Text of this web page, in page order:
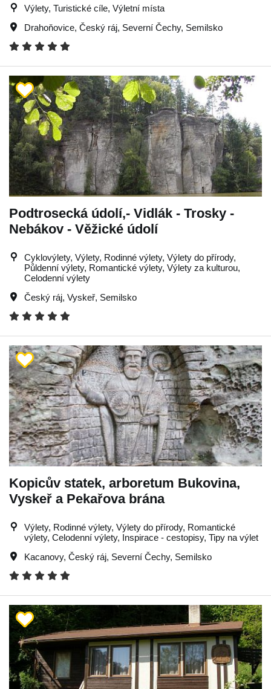
Výlety, Turistické cíle, Výletní místa
Drahoňovice, Český ráj, Severní Čechy, Semilsko
Podtrosecká údolí,- Vidlák - Trosky -
Nebákov - Věžické údolí
Cyklovýlety, Výlety, Rodinné výlety, Výlety do přírody,
Půldenní výlety, Romantické výlety, Výlety za kulturou,
Celodenní výlety
Český ráj, Vyskeř, Semilsko
Kopicův statek, arboretum Bukovina,
Vyskeř a Pekařova brána
Výlety, Rodinné výlety, Výlety do přírody, Romantické
výlety, Celodenní výlety, Inspirace - cestopisy, Tipy na výlet
Kacanovy, Český ráj, Severní Čechy, Semilsko